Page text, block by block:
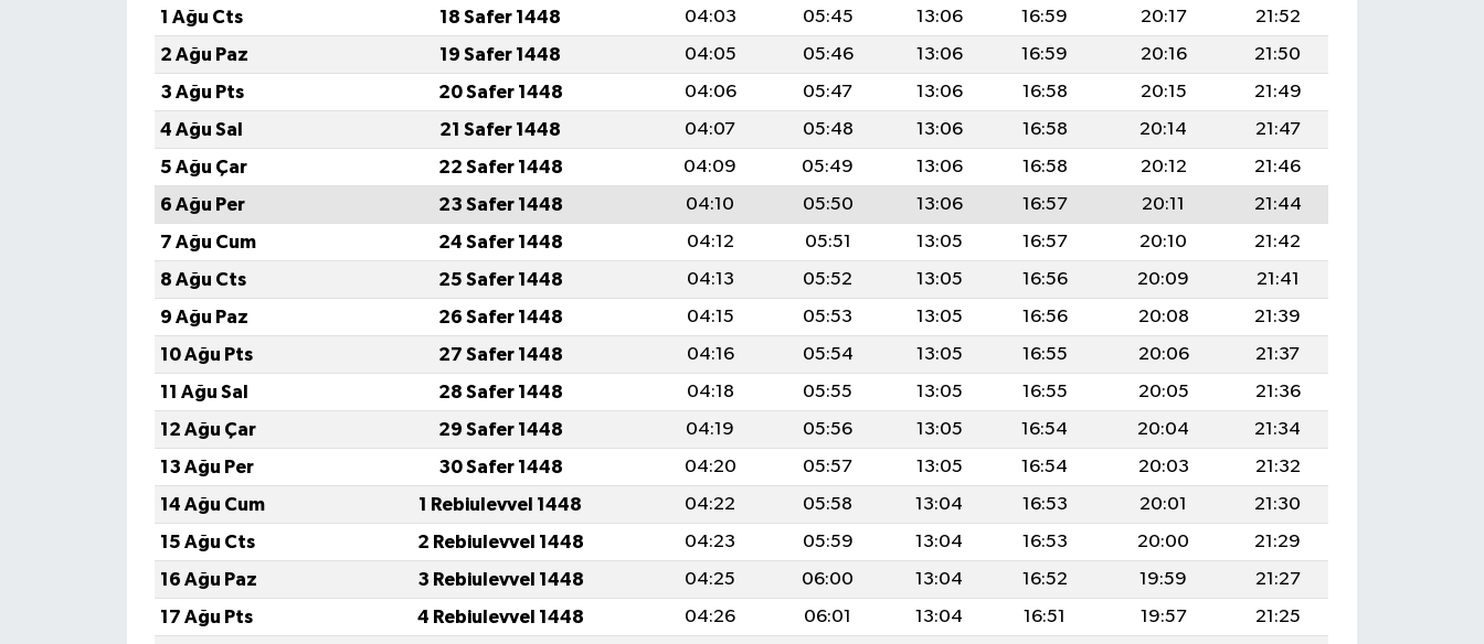
1 Ağu Cts
18 Safer 1448 04:03 05:45 13:06 16:59 20:17
21:52
2 Ağu Paz
19 Safer 1448 04:05 05:46 13:06 16:59 20:16
21:50
3 Ağu Pts
20 Safer 1448 04:06 05:47 13:06 16:58 20:15
21:49
4 Ağu Sal
21 Safer 1448 04:07 05:48 13:06 16:58 20:14
21:47
5 Ağu Çar
22 Safer 1448 04:09 05:49 13:06 16:58 20:12
21:46
6 Ağu Per
23 Safer 1448 04:10 05:50 13:06 16:57 20:11
21:44
7 Ağu Cum
24 Safer 1448 04:12 05:51 13:05 16:57 20:10
21:42
8 Ağu Cts
25 Safer 1448 04:13 05:52 13:05 16:56 20:09
21:41
9 Ağu Paz
26 Safer 1448 04:15 05:53 13:05 16:56 20:08
21:39
10 Ağu Pts
27 Safer 1448 04:16 05:54 13:05 16:55 20:06
21:37
11 Ağu Sal
28 Safer 1448 04:18 05:55 13:05 16:55 20:05
21:36
12 Ağu Çar
29 Safer 1448 04:19 05:56 13:05 16:54 20:04
21:34
13 Ağu Per
30 Safer 1448 04:20 05:57 13:05 16:54 20:03
21:32
14 Ağu Cum
1 Rebiulevvel 1448 04:22 05:58 13:04 16:53 20:01
21:30
15 Ağu Cts
2 Rebiulevvel 1448 04:23 05:59 13:04 16:53 20:00
21:29
16 Ağu Paz
3 Rebiulevvel 1448 04:25 06:00 13:04 16:52 19:59
21:27
17 Ağu Pts
4 Rebiulevvel 1448 04:26 06:01 13:04 16:51 19:57
21:25